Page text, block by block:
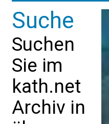
Suche
Suchen
Sie im
kath.net
Archiv in